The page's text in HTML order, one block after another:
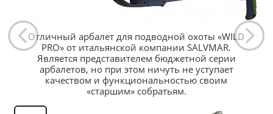
Отличный арбалет для подводной охоты «WILD
PRO» от итальянской компании SALVMAR.
Является представителем бюджетной серии
арбалетов, но при этом ничуть не уступает
качеством и функциональностью своим
«старшим» собратьям.